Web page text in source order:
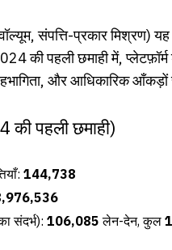
संपत्ति-प्रकार मिश्रण)
की पहली छमाही में,
और आधिकारिक
पहली छमाही)
144,738
संदर्भ): 106,085लेन-देन, कुल